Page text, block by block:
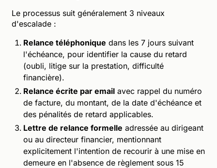
Le processus suit généralement 3 niveaux
d'escalade :
Relance téléphonique dans les 7 jours suivant
l'échéance, pour identifier la cause du retard
(oubli, litige sur la prestation, difficulté
financière).
Relance écrite par email avec rappel du numéro
de facture, du montant, de la date d'échéance et
des pénalités de retard applicables.
Lettre de relance formelle adressée au dirigeant
ou au directeur financier, mentionnant
explicitement l'intention de recourir à une mise en
demeure en l'absence de règlement sous 15